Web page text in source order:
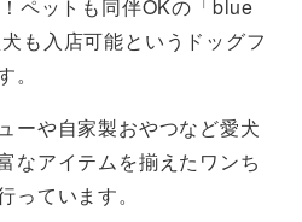
ペットも同伴OKの「blue
も入店可能というドッグフ
ーや自家製おやつなど愛犬
なアイテムを揃えたワンち
っています。